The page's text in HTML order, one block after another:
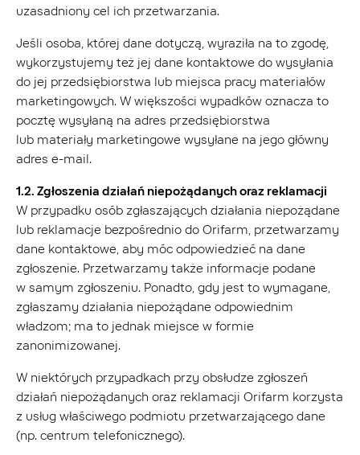
uzasadniony cel ich przetwarzania.
Jeśli osoba, której dane dotyczą, wyraziła na to zgodę,
wykorzystujemy też jej dane kontaktowe do wysyłania
do jej przedsiębiorstwa lub miejsca pracy materiałów
marketingowych. W większości wypadków oznacza to
pocztę wysyłaną na adres przedsiębiorstwa
lub materiały marketingowe wysyłane na jego główny
adres e-mail.
1.2. Zgłoszenia działań niepożądanych oraz reklamacji
W przypadku osób zgłaszających działania niepożądane
lub reklamacje bezpośrednio do Orifarm, przetwarzamy
dane kontaktowe, aby móc odpowiedzieć na dane
zgłoszenie. Przetwarzamy także informacje podane
w samym zgłoszeniu. Ponadto, gdy jest to wymagane,
zgłaszamy działania niepożądane odpowiednim
władzom; ma to jednak miejsce w formie
zanonimizowanej.
W niektórych przypadkach przy obsłudze zgłoszeń
działań niepożądanych oraz reklamacji Orifarm korzysta
z usług właściwego podmiotu przetwarzającego dane
(np. centrum telefonicznego).